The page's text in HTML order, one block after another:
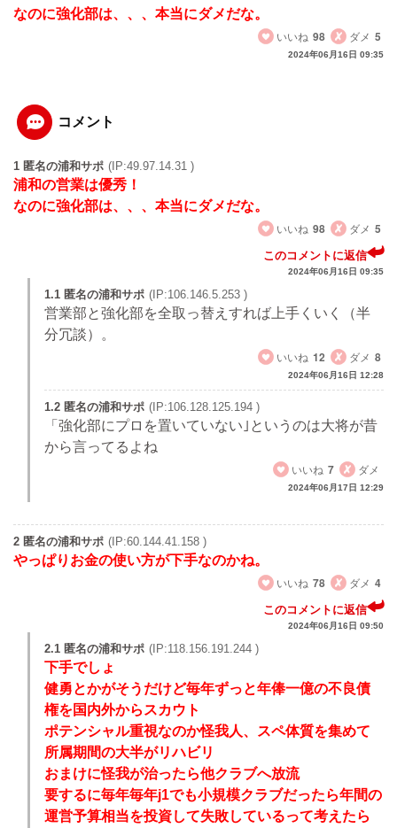
なのに強化部は、、、本当にダメだな。
いいね 98 ダメ 5
2024年06月16日 09:35
コメント
1 匿名の浦和サポ (IP:49.97.14.31 )
浦和の営業は優秀！
なのに強化部は、、、本当にダメだな。
いいね 98 ダメ 5
このコメントに返信
2024年06月16日 09:35
1.1 匿名の浦和サポ (IP:106.146.5.253 )
営業部と強化部を全取っ替えすれば上手くいく（半
分冗談）。
いいね 12 ダメ 8
2024年06月16日 12:28
1.2 匿名の浦和サポ (IP:106.128.125.194 )
「強化部にプロを置いていない｣というのは大将が昔
から言ってるよね
いいね 7 ダメ
2024年06月17日 12:29
2 匿名の浦和サポ (IP:60.144.41.158 )
やっぱりお金の使い方が下手なのかね。
いいね 78 ダメ 4
このコメントに返信
2024年06月16日 09:50
2.1 匿名の浦和サポ (IP:118.156.191.244 )
下手でしょ
健勇とかがそうだけど毎年ずっと年俸一億の不良債
権を国内外からスカウト
ポテンシャル重視なのか怪我人、スペ体質を集めて
所属期間の大半がリハビリ
おまけに怪我が治ったら他クラブへ放流
要するに毎年毎年j1でも小規模クラブだったら年間の
運営予算相当を投資して失敗しているって考えたら